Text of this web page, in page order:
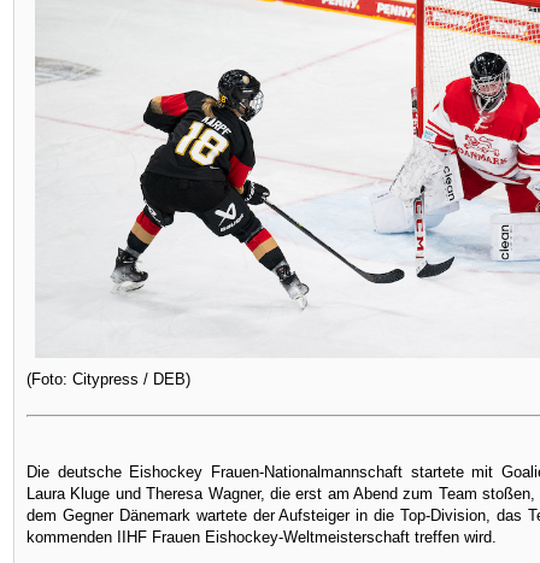
(Foto: Citypress / DEB)
Die deutsche Eishockey Frauen-Nationalmannschaft startete mit
Laura Kluge und Theresa Wagner, die erst am Abend zum Team
dem Gegner Dänemark wartete der Aufsteiger in die Top-Division, das
kommenden IIHF Frauen Eishockey-Weltmeisterschaft treffen wird.